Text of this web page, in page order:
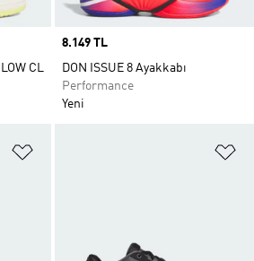
CL
Price
8.149 TL
DON ISSUE 8 Ayakkabı
Performance
Yeni